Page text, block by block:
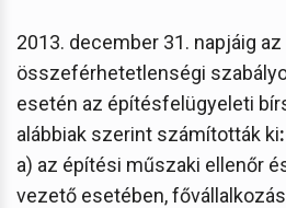
2013. december 31. napjáig az
összeférhetetlenségi
esetén az építésfelügyeleti
alábbiak szerint számították ki:
a) az építési műszaki ellenőr
vezető esetében,